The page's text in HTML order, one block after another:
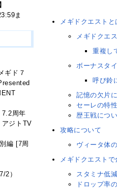
メギドクエストと
メギドクエ
重複し
ボーナスタ
呼び鈴
記憶の欠片
セーレの特
歴王戦につ
攻略について
ヴィータ体
メギドクエスト
スタミナ低
ドロップ率
ま
ギド７
7.2周年
アジトTV
編 [7周
2）